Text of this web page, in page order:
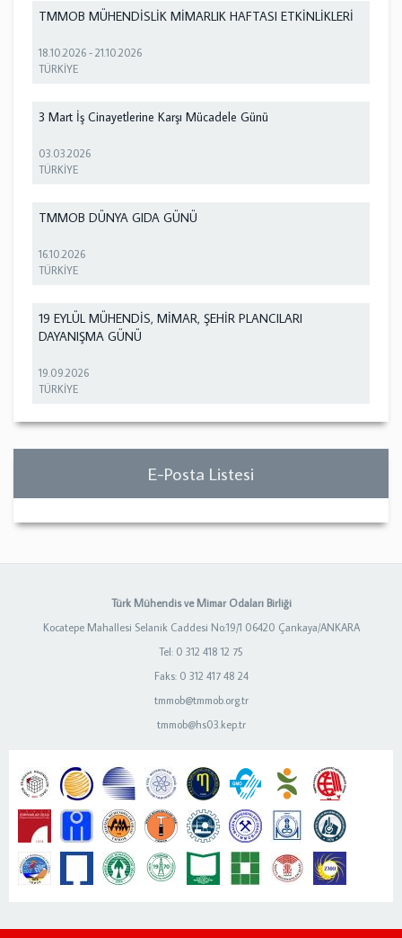
TMMOB MÜHENDİSLİK MİMARLIK HAFTASI ETKİNLİKLERİ
18.10.2026 -21.10.2026
TÜRKİYE
3 Mart İş Cinayetlerine Karşı Mücadele Günü
03.03.2026
TÜRKİYE
TMMOB DÜNYA GIDA GÜNÜ
16.10.2026
TÜRKİYE
19 EYLÜL MÜHENDİS, MİMAR, ŞEHİR PLANCILARI
DAYANIŞMA GÜNÜ
19.09.2026
TÜRKİYE
E-Posta Listesi
Türk Mühendis ve Mimar Odaları Birliği
Kocatepe Mahallesi Selanik Caddesi No:19/1 06420 Çankaya/ANKARA
Tel: 0 312 418 12 75
Faks: 0 312 417 48 24
tmmob@tmmob.org.tr
tmmob@hs03.kep.tr